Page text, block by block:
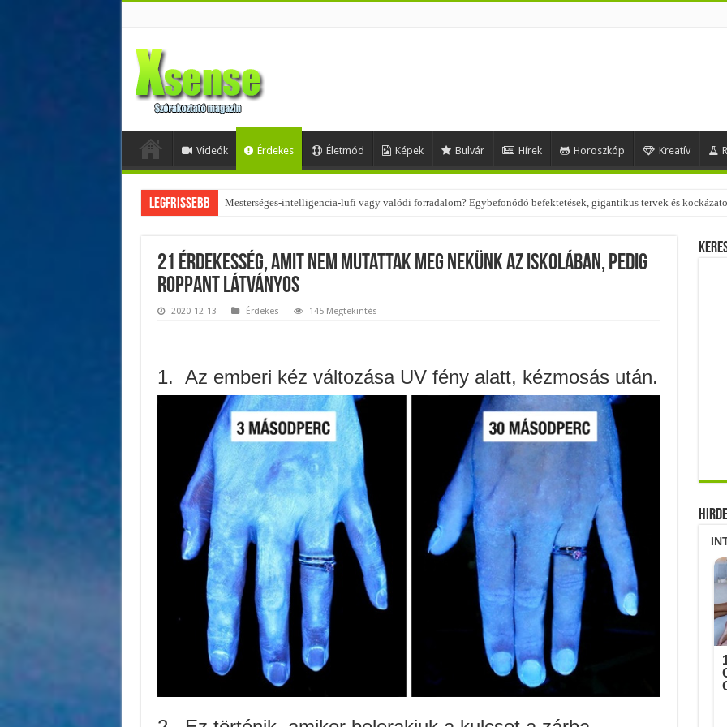
Videók Érdekes Életmód Képek Bulvár Hírek Horoszkóp Kreatív
Legfrissebb Mesterséges-intelligencia-lufi vagy valódi forradalom? Egybefonódó befektetések, gigantikus tervek és
Az övtáskák továbbra is trendik – nézd meg, milyen stílusokhoz illenek!
21 érdekesség, amit nem mutattak meg nekünk az iskolában, pedig
roppant látványos
2020-12-13 Érdekes 145 Megtekintés
1. Az emberi kéz változása UV fény alatt, kézmosás után.